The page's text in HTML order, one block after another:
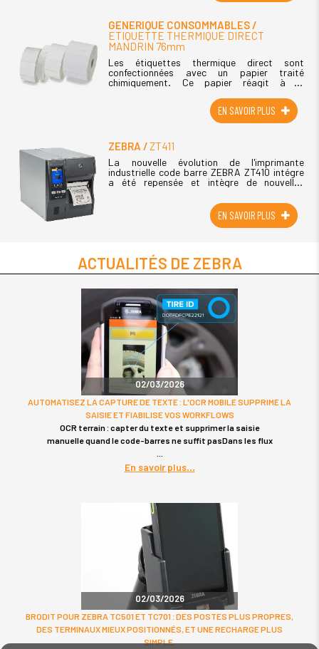
GENERIQUE CONSOMMABLES
ETIQUETTE THERMIQUE DIRECT
MANDRIN 76mm
Les étiquettes thermique direct sont
confectionnées avec un papier traité
chimiquement. Ce papier réagit à la
d'impression des imprimantes transfert
thermique. Le papier (...) EN SAVOIR PLUS
ZEBRA ZT411
La nouvelle évolution de l'imprimante
industrielle code barre ZEBRA ZT410 intégre
a été repensée et intègre de nouvelles
Zebra ZT411 est proposée en (...)
EN SAVOIR PLUS
ACTUALITÉS DE ZEBRA
02/03/2026
AUTOMATISEZ LA CAPTURE DE TEXTE : L'OCR MOBILE SUPPRIME LA
SAISIE ET FIABILISE VOS WORKFLOWS
OCR terrain : capter du texte et supprimer la saisie
manuelle quand le code-barres ne suffit pasDans les flux
En savoir plus
02/03/2026
BRODIT POUR ZEBRA TC501 ET TC701 : DES POSTES PLUS PROPRES,
DES TERMINAUX MIEUX POSITIONNÉS, ET UNE RECHARGE PLUS
SIMPLE.